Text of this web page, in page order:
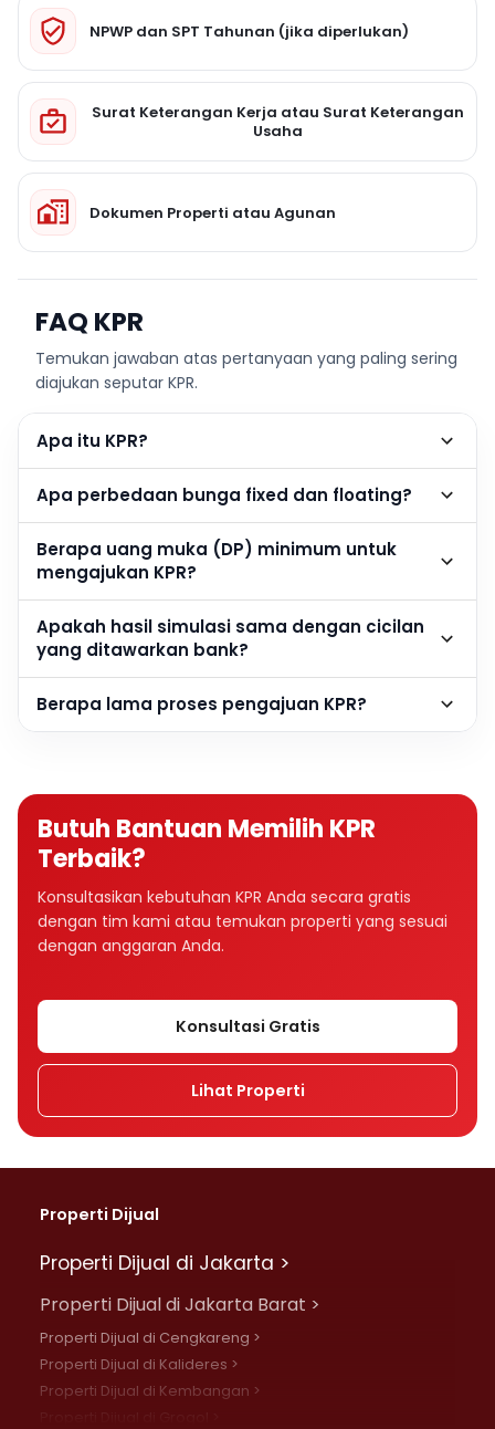
NPWP dan SPT Tahunan (jika diperlukan)
Surat Keterangan Kerja atau Surat Keterangan
Usaha
Dokumen Properti atau Agunan
FAQ KPR
Temukan jawaban atas pertanyaan yang paling sering
diajukan seputar KPR.
Apa itu KPR?
Apa perbedaan bunga fixed dan floating?
Berapa uang muka (DP) minimum untuk
mengajukan KPR?
Apakah hasil simulasi sama dengan cicilan
yang ditawarkan bank?
Berapa lama proses pengajuan KPR?
Butuh Bantuan Memilih KPR
Terbaik?
Konsultasikan kebutuhan KPR Anda secara gratis
dengan tim kami atau temukan properti yang sesuai
dengan anggaran Anda.
Konsultasi Gratis
Lihat Properti
Properti Dijual
Properti Dijual di Jakarta >
Properti Dijual di Jakarta Barat >
Properti Dijual di Cengkareng >
Properti Dijual di Kalideres >
Properti Dijual di Kembangan >